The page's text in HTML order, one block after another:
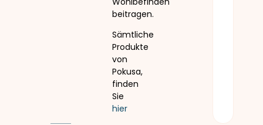
beitragen.
Sämtliche
Produkte
von
Pokusa,
finden
Sie
hier